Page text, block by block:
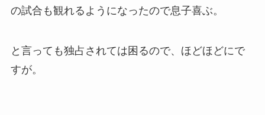
の試合も観れるようになったので息子喜ぶ。
と言っても独占されては困るので、ほどほどにで
すが。